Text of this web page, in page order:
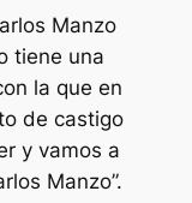
Manzo
tiene una
la que en
de castigo
y vamos a
Manzo”.